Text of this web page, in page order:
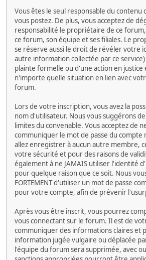
Vous êtes le seul responsable du contenu
vous postez. De plus, vous acceptez de
responsabilité le propriétaire de ce
ce forum, son équipe et ses filiales. Le
se réserve aussi le droit de révéler votre
autre information collectée par ce
plainte formelle ou d'une action en justice
n'importe quelle situation en lien avec
forum.
Lors de votre inscription, vous avez la
nom d'utilisateur. Nous vous suggérons
limites du convenable. Vous acceptez de
communiquer le mot de passe du compte
allez enregistrer à aucun autre membre,
votre sécurité et pour des raisons de
également à ne JAMAIS utiliser l'identité
pour quelque raison que ce soit. Nous
FORTEMENT d'utiliser un mot de passe
pour votre compte, afin de prévenir
Après vous être inscrit, vous pourrez
vous connectant sur le forum. Il est de
communiquer des informations claires et
information jugée vulgaire ou déplacée
l'équipe du forum sera supprimée, avec